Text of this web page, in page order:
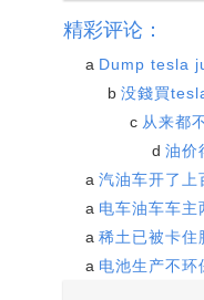
精彩评论：
a Dump tesla
b 没錢買
c 从来都
d 油价
a 汽油车开了上
a 电车油车车主
a 稀土已被卡住
a 电池生产不环